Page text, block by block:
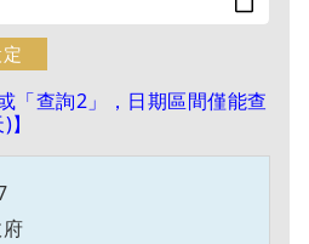
「查詢2」，日期區間僅能查